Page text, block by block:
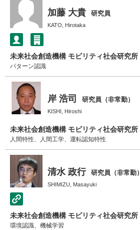
加藤 大貴 研究員
KATO, Hirotaka
未来社会創造機構 モビリティ社会研究所
パターン認識
岸 浩司 研究員（非常勤）
KISHI, Hiroshi
未来社会創造機構 モビリティ社会研究所
人間特性、人間工学、運転認知特性
清水 政行 研究員（非常勤）
SHIMIZU, Masayuki
未来社会創造機構 モビリティ社会研究所
環境認識、機械学習